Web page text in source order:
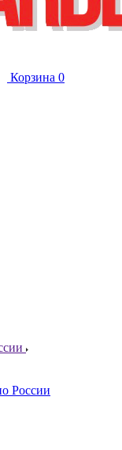
Корзина 0
России